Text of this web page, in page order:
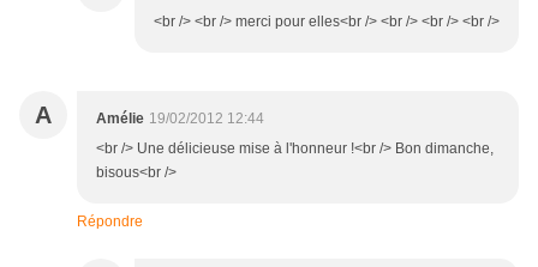
<br /> <br /> merci pour elles<br /> <br /> <br /> <br />
A Amélie 19/02/2012 12:44
<br /> Une délicieuse mise à l'honneur !<br /> Bon dimanche,
bisous<br />
Répondre